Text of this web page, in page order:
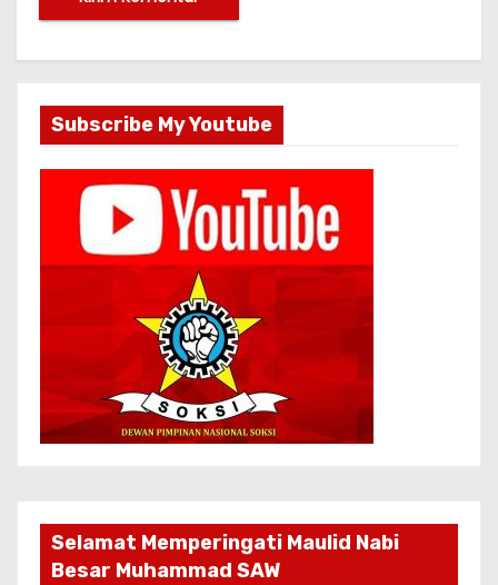
Subscribe My Youtube
Selamat Memperingati Maulid Nabi
Besar Muhammad SAW